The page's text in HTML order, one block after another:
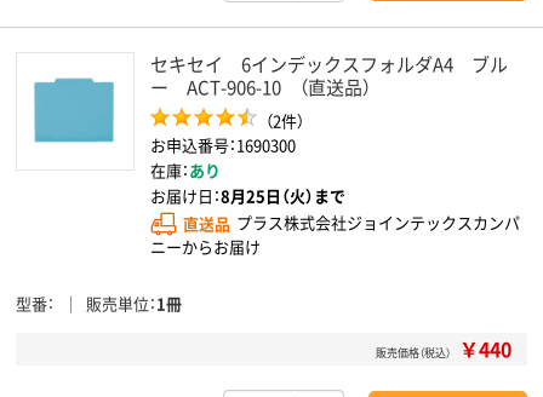
セキセイ 6インデックスフォルダA4 ブル
ー ACT-906-10 （直送品）
（2件）
お申込番号：1690300
在庫：あり
お届け日：8月25日（火）まで
直送品 プラス株式会社ジョインテックスカンパ
ニーからお届け
型番 販売単位 1冊
販売価格（税込） ￥440